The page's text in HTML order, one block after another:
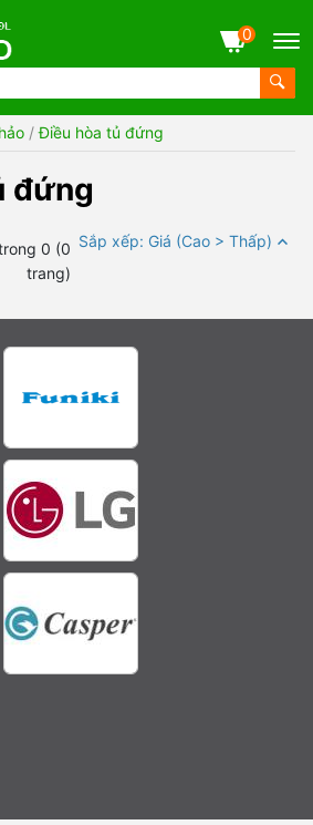
0
/Điều hòa tủ đứng
đứng
Sắp xếp: Giá (Cao > Thấp)
0 (0
trang)